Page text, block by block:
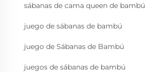
sábanas de cama queen de bambú
juego de sábanas de bambú
juego de Sábanas de Bambú
juegos de sábanas de bambú